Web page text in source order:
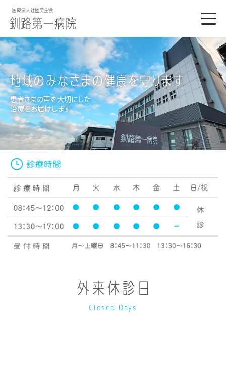
地域のみなさまの健康を守ります
患者さまの声を大切にした
治療をお届けします
外来休診日
Closed Days